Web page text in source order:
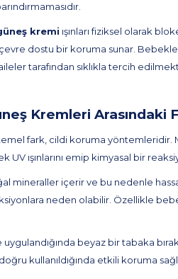
kremi ışınları fiziksel olarak
dostu bir koruma sunar.
tarafından sıklıkla tercih
Kremleri Arasındaki
fark, cildi koruma
UV ışınlarını emip kimyasal bir
mineraller içerir ve bu nedenle
neden olabilir. Özellikle
beyaz bir tabaka
kullanıldığında etkili koruma